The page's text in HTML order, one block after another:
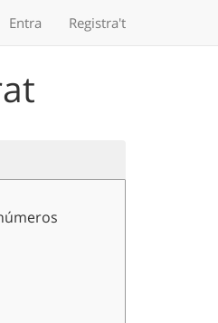
Entra Registra't
7 \cdot 11^2 \\